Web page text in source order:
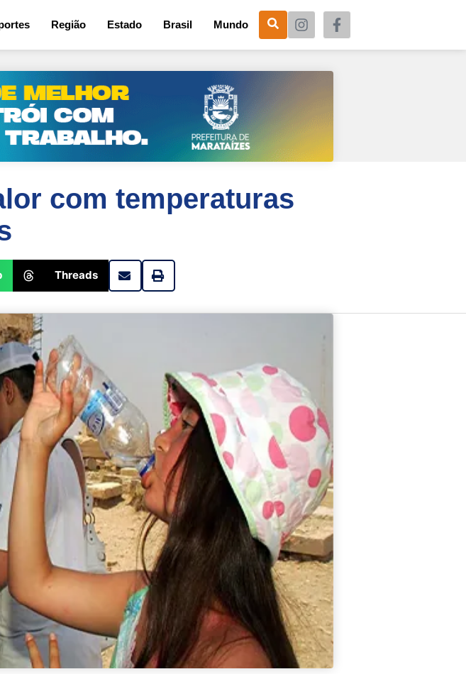
Região Estado Brasil Mundo
com temperaturas
Threads